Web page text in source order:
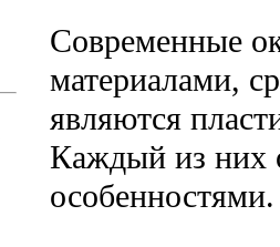
Современные
материалами,
являются
Каждый из них
особенностями.